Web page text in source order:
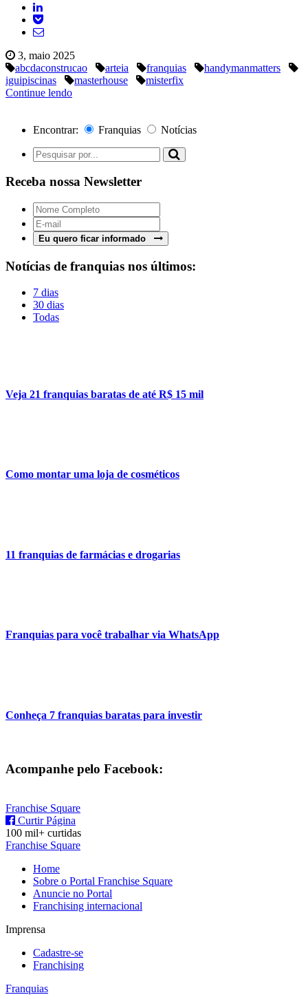
3, maio 2025
abcdaconstrucao
arteia franquias
handymanmatters
iguipiscinas
masterhouse
misterfix
Continue lendo
Encontrar: Franquias Notícias
Receba nossa Newsletter
Eu quero ficar informado
Notícias de franquias nos últimos:
7 dias
30 dias
Todas
Veja 21 franquias baratas de até R$ 15 mil
Como montar uma loja de cosméticos
11 franquias de farmácias e drogarias
Franquias para você trabalhar via WhatsApp
Conheça 7 franquias baratas para investir
Acompanhe pelo Facebook:
Franchise Square
Curtir Página
100 mil+ curtidas
Franchise Square
Home
Sobre o Portal Franchise Square
Anuncie no Portal
Franchising internacional
Imprensa
Cadastre-se
Franchising
Franquias